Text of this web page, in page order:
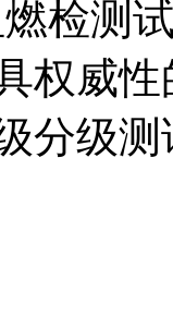
检测
权威
分级